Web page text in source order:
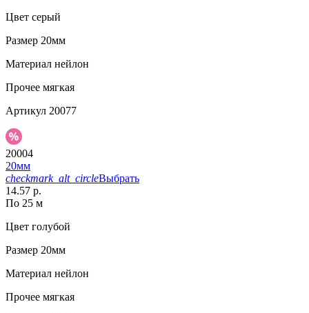
Цвет серый
Размер 20мм
Материал нейлон
Прочее мягкая
Артикул 20077
20004
20мм
checkmark_alt_circleВыбрать
14.57 р.
По 25 м
Цвет голубой
Размер 20мм
Материал нейлон
Прочее мягкая